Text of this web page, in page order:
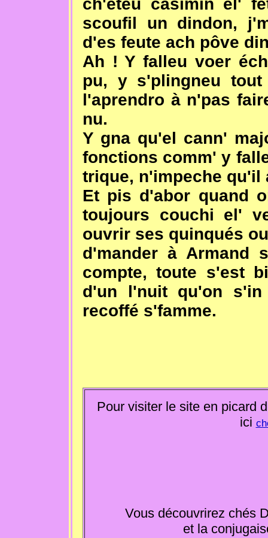
ch'eteu casimin el'
scoufil un dindon,
d'es feute ach pôve
Ah ! Y falleu voer
pu, y s'plingneu
l'aprendro à n'pas
nu.
Y gna qu'el cann'
fonctions comm' y
trique, n'impeche qu'il
Et pis d'abor quand
toujours couchi el'
ouvrir ses quinqués
d'mander à
compte, toute s'est
d'un l'nuit qu'on s'in
recoffé s'famme.
Pour visiter le site en picard
ici
Vous découvrirez chés
et la